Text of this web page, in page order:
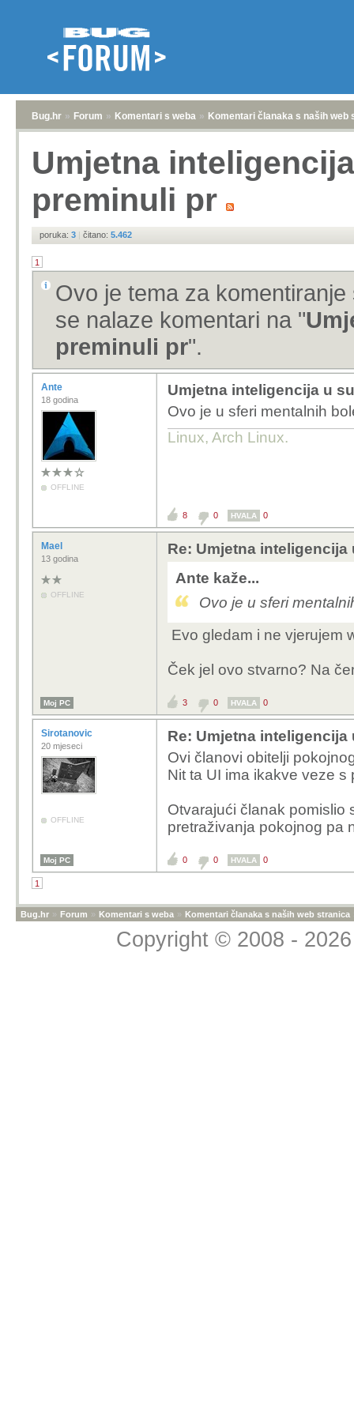
Bug.hr » Forum » Komentari s weba » Komentari članaka s naših web
Umjetna
preminuli pr
poruka: 3 | čitano: 5.462
1
Ovo je tema za
se nalaze komentari na "
preminuli pr".
Ante
18 godina
OFFLINE
Umjetna inteligencija u
Ovo je u sferi mentalnih
Linux, Arch Linux.
8 0 HVALA 0
Mael
13 godina
OFFLINE
Re: Umjetna
Ante kaže...
Ovo je u sferi
Evo gledam i ne vjerujem
Ček jel ovo stvarno? Na
Moj PC 3 0 HVALA 0
Sirotanovic
20 mjeseci
OFFLINE
Re: Umjetna
Ovi članovi obitelji
Nit ta UI ima ikakve veze
Otvarajući članak pomislio
pretraživanja pokojnog pa
Moj PC 0 0 HVALA 0
1
Bug.hr » Forum » Komentari s weba » Komentari članaka s naših web stranica
Copyright © 2008 -